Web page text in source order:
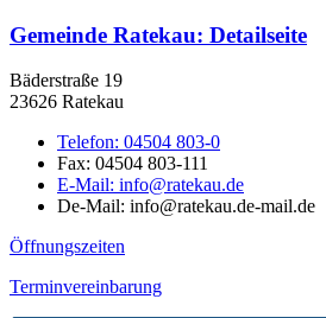
Gemeinde Ratekau: Detailseite
Bäderstraße 19
23626 Ratekau
Telefon: 04504 803-0
Fax: 04504 803-111
E-Mail: info@ratekau.de
De-Mail: info@ratekau.de-mail.de
Öffnungszeiten
Terminvereinbarung